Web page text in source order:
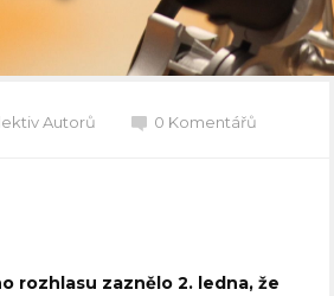
Autorů 0 Komentářů
rozhlasu zaznělo 2. ledna, že